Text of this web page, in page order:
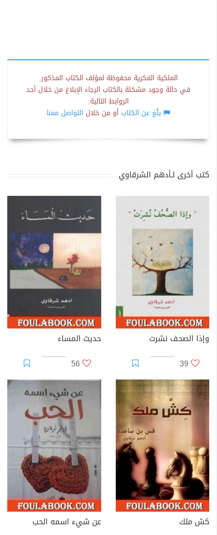
الملكية الفكرية محفوظة لمؤلف الكتاب المذكور.
في حالة وجود مشكلة بالكتاب الرجاء الإبلاغ من خلال أحد
الروابط التالية:
بلّغ عن الكتاب أو من خلال التواصل معنا
كتب أخرى لـأدهم الشرقاوي
وإذا الصحف نشرت
39
حديث المساء
56
كش ملك
عن شيء اسمه الحب